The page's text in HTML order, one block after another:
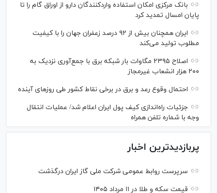
بانک مرکزی امکان استفاده واردکنندگان دارو از اوراق گام را تا
پایان امسال تمدید کرد
ایران همچنان بیش از ۹۲ درصد زعفران جهان را با کیفیت
مطلوب تولید می‌کند
اصلاح ۲۳۹۵ مگاوات بار شبکه برق با جمع‌آوری نزدیک به
۲۰۰ هزار انشعاب غیرمجاز
احتمال وقوع رعد و برق در برخی نقاط کشور طی روز‌های آینده
جزئیات راه‌اندازی کیف پول ایران اعلام شد/ عملیات انتقال
وجه با شماره تلفن همراه
پربازدیدترین اخبار
سرپرست روابط عمومی شرکت ملی گاز ایران درگذشت
قیمت سکه و طلا در ۱۱ مرداد ۱۴۰۵